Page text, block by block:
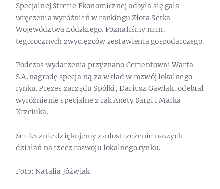
Specjalnej Strefie Ekonomicznej odbyła się gala
wręczenia wyróżnień w rankingu Złota Setka
Województwa Łódzkiego. Poznaliśmy m.in.
tegorocznych zwycięzców zestawienia gospodarczego.
Podczas wydarzenia przyznano Cementowni Warta
S.A. nagrodę specjalną za wkład w rozwój lokalnego
rynku. Prezes zarządu Spółki, Dariusz Gawlak, odebrał
wyróżnienie specjalne z rąk Anety Sargi i Marka
Krzciuka.
Serdecznie dziękujemy za dostrzeżenie naszych
działań na rzecz rozwoju lokalnego rynku.
Foto: Natalia Jóżwiak